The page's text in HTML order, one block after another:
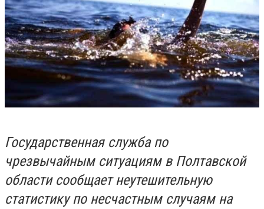
Государственная служба по
чрезвычайным ситуациям в Полтавской
области сообщает неутешительную
статистику по несчастным случаям на